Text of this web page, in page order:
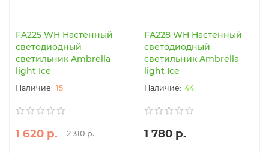
FA225 WH Настенный
светодиодный
светильник Ambrella
light Ice
15
1 620 р. 2 310 р.
FA228 WH Настенный
светодиодный
светильник Ambrella
light Ice
44
1 780 р.